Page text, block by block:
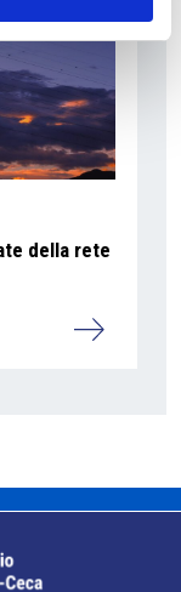
della rete